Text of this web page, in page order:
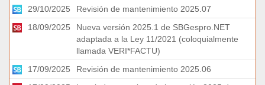
29/10/2025
Revisión de mantenimiento 2025.07
18/09/2025
Nueva versión 2025.1 de SBGespro.NET
adaptada a la Ley 11/2021 (coloquialmente
llamada VERI*FACTU)
17/09/2025
Revisión de mantenimiento 2025.06